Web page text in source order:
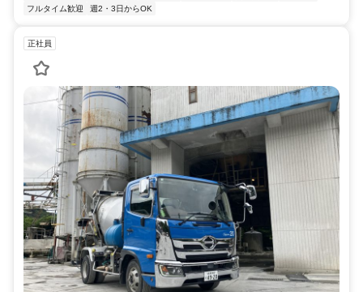
フルタイム歓迎
週2・3日からOK
正社員